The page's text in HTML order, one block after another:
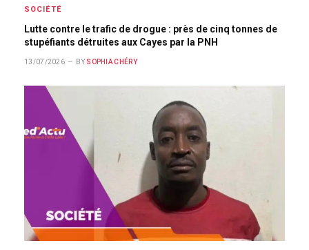
SOCIÉTÉ
Lutte contre le trafic de drogue : près de cinq tonnes de
stupéfiants détruites aux Cayes par la PNH
13/07/2026 BY SOPHIA CHÉRY